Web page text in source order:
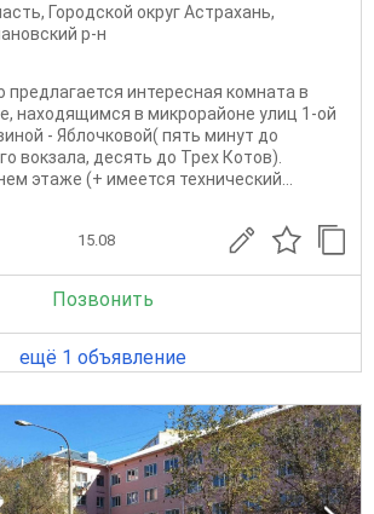
, Городской округ Астрахань,
р-н
интересная комната в
находящимся в микрорайоне улиц 1-ой
- Яблочковой( пять минут до
вокзала, десять до Трех Котов).
этаже (+ имеется технический...
15.08
Позвонить
ещё 1 объявление